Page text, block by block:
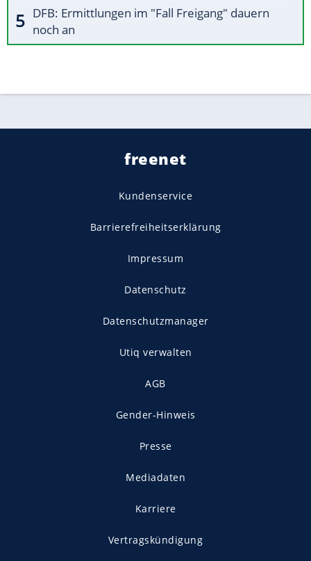
DFB: Ermittlungen im "Fall Freigang" dauern
noch an
freenet
Kundenservice
Barrierefreiheitserklärung
Impressum
Datenschutz
Datenschutzmanager
Utiq verwalten
AGB
Gender-Hinweis
Presse
Mediadaten
Karriere
Vertragskündigung